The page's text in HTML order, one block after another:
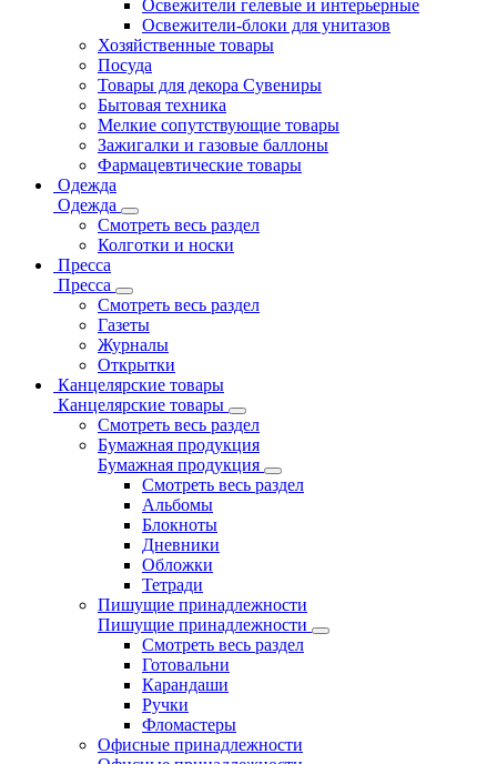
Освежители гелевые и интерьерные
Освежители-блоки для унитазов
Хозяйственные товары
Посуда
Товары для декора Сувениры
Бытовая техника
Мелкие сопутствующие товары
Зажигалки и газовые баллоны
Фармацевтические товары
Одежда
Одежда
Смотреть весь раздел
Колготки и носки
Пресса
Пресса
Смотреть весь раздел
Газеты
Журналы
Открытки
Канцелярские товары
Канцелярские товары
Смотреть весь раздел
Бумажная продукция
Бумажная продукция
Смотреть весь раздел
Альбомы
Блокноты
Дневники
Обложки
Тетради
Пишущие принадлежности
Пишущие принадлежности
Смотреть весь раздел
Готовальни
Карандаши
Ручки
Фломастеры
Офисные принадлежности